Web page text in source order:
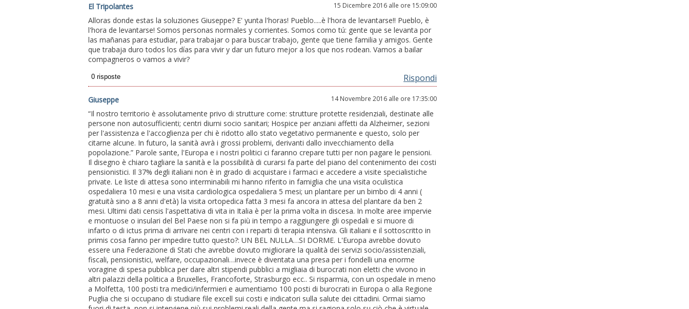
El Tripolantes 15 Dicembre 2016 alle ore 15:09:00
Alloras donde estas la soluziones Giuseppe? E' yunta l'horas! Pueblo.....è l'hora de levantarse!! Pueblo, è
l'hora de levantarse! Somos personas normales y corrientes. Somos como tú: gente que se levanta por
las mañanas para estudiar, para trabajar o para buscar trabajo, gente que tiene familia y amigos. Gente
que trabaja duro todos los días para vivir y dar un futuro mejor a los que nos rodean. Vamos a bailar
compagneros o vamos a vivir?
Rispondi
Giuseppe 14 Novembre 2016 alle ore 17:35:00
“Il nostro territorio è assolutamente privo di strutture come: strutture protette residenziali, destinate alle
persone non autosufficienti; centri diurni socio sanitari; Hospice per anziani affetti da Alzheimer, sezioni
per l'assistenza e l'accoglienza per chi è ridotto allo stato vegetativo permanente e questo, solo per
citarne alcune. In futuro, la sanità avrà i grossi problemi, derivanti dallo invecchiamento della
popolazione.” Parole sante, l'Europa e i nostri politici ci faranno crepare tutti per non pagare le pensioni.
Il disegno è chiaro tagliare la sanità e la possibilità di curarsi fa parte del piano del contenimento dei costi
pensionistici. Il 37% degli italiani non è in grado di acquistare i farmaci e accedere a visite specialistiche
private. Le liste di attesa sono interminabili mi hanno riferito in famiglia che una visita oculistica
ospedaliera 10 mesi e una visita cardiologica ospedaliera 5 mesi; un plantare per un bimbo di 4 anni (
gratuità sino a 8 anni d'età) la visita ortopedica fatta 3 mesi fa ancora in attesa del plantare da ben 2
mesi. Ultimi dati censis l'aspettativa di vita in Italia è per la prima volta in discesa. In molte aree impervie
e montuose o insulari del Bel Paese non si fa più in tempo a raggiungere gli ospedali e si muore di
infarto o di ictus prima di arrivare nei centri con i reparti di terapia intensiva. Gli italiani e il sottoscritto in
primis cosa fanno per impedire tutto questo?: UN BEL NULLA…SI DORME. L'Europa avrebbe dovuto
essere una Federazione di Stati che avrebbe dovuto migliorare la qualità dei servizi socio/assistenziali,
fiscali, pensionistici, welfare, occupazionali…invece è diventata una presa per i fondelli una enorme
voragine di spesa pubblica per dare altri stipendi pubblici a migliaia di burocrati non eletti che vivono in
altri palazzi della politica a Bruxelles, Francoforte, Strasburgo ecc.. Si risparmia, con un ospedale in meno
a Molfetta, 100 posti tra medici/infermieri e aumentiamo 100 posti di burocrati in Europa o alla Regione
Puglia che si occupano di studiare file excell sui costi e indicatori sulla salute dei cittadini. Ormai siamo